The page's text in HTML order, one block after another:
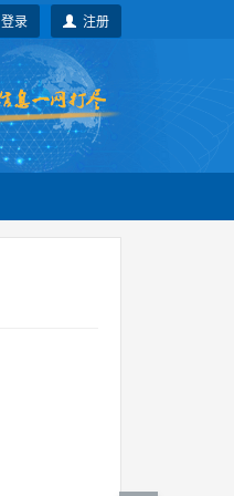
注册
登录